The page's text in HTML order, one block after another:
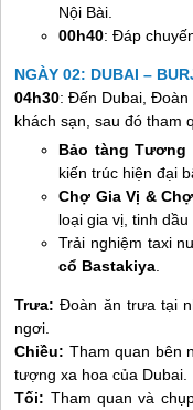
Nội Bài.
00h40: Đáp
NGÀY 02: DUBAI –
04h30: Đến Dubai, Đoàn
khách sạn, sau đó tham
Bảo tàng Tương
kiến trúc hiện đại
Chợ Gia Vị &
loại gia vị, tinh
Trải nghiệm taxi
cổ Bastakiya.
Trưa: Đoàn ăn trưa tại
ngơi.
Chiều: Tham quan bên
tượng xa hoa của Dubai.
Tối: Tham quan và